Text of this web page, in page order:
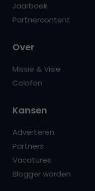
Jaarboek
Partnercontent
Over
Missie & Visie
Colofon
Kansen
Adverteren
Partners
Vacatures
Blogger worden